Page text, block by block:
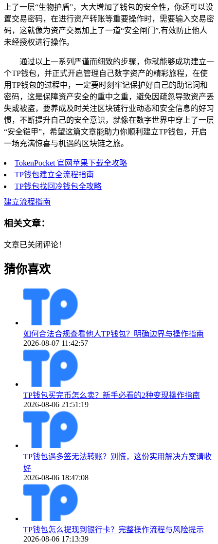
上了一层“生物护盾”，大大增加了钱包的安全性，你还可以设
置交易密码，在进行资产转账等重要操作时，需要输入交易密
码，这就像为资产交易加上了一道“安全闸门”,有效防止他人
未经授权进行操作。
通过以上一系列严谨而细致的步骤，你就能够成功建立一
个TP钱包，并正式开启管理自己数字资产的精彩旅程，在使
用TP钱包的过程中，一定要时刻牢记保护好自己的助记词和
密码，这是保障资产安全的重中之重，避免因疏忽导致资产丢
失或被盗，要养成及时关注区块链行业动态和安全信息的好习
惯，不断提升自己的安全意识，就像在数字世界中穿上了一层
“安全铠甲”，希望这篇文章能助力你顺利建立TP钱包，开启
一场充满惊喜与机遇的区块链之旅。
TokenPocket 官网苹果下载全攻略
TP钱包建立全流程指南
TP钱包找回冷钱包全攻略
建立流程指南
相关文章：
文章已关闭评论！
猜你喜欢
如何合法合规查看他人TP钱包？明确边界与操作指南
2026-08-07 11:42:57
TP钱包买完币怎么卖？新手必看的2种变现操作指南
2026-08-06 21:51:19
TP钱包遇多签无法转账？别慌，这份实用解决方案请收
好
2026-08-06 18:47:08
TP钱包怎么提现到银行卡？完整操作流程与风险提示
2026-08-06 17:13:39